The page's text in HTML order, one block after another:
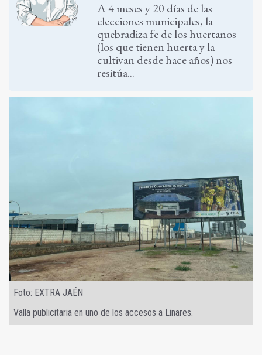
A 4 meses y 20 días de las
elecciones municipales, la
quebradiza fe de los huertanos
(los que tienen huerta y la
cultivan desde hace años) nos
resitúa...
Foto: EXTRA JAÉN
Valla publicitaria en uno de los accesos a Linares.